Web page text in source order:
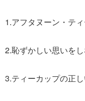
1.アフタヌーン・テ
2.恥ずかしい思いを
3.ティーカップの正